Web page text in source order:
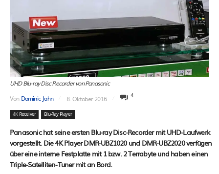
UHD Blu-ray Disc Recorder von Panasonic
Von Dominic Jahn 8. Oktober 2016 4
4K Receiver Blu-Ray Player
Panasonic hat seine ersten Blu-ray Disc-Recorder mit UHD-Laufwerk
vorgestellt. Die 4K Player DMR-UBZ1020 und DMR-UBZ2020 verfügen
über eine interne Festplatte mit 1 bzw. 2 Terrabyte und haben einen
Triple-Satelliten-Tuner mit an Bord.